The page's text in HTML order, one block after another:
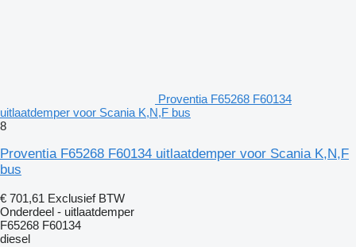
Proventia F65268 F60134
uitlaatdemper voor Scania K,N,F bus
8
Proventia F65268 F60134 uitlaatdemper voor Scania K,N,F
bus
€ 701,61 Exclusief BTW
Onderdeel - uitlaatdemper
F65268 F60134
diesel